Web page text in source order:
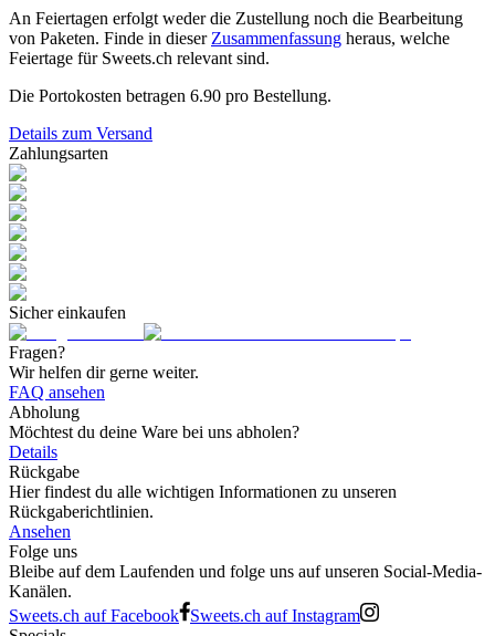
An Feiertagen erfolgt weder die Zustellung noch die Bearbeitung
von Paketen. Finde in dieser Zusammenfassung heraus, welche
Feiertage für Sweets.ch relevant sind.
Die Portokosten betragen 6.90 pro Bestellung.
Details zum Versand
Zahlungsarten
Sicher einkaufen
Fragen?
Wir helfen dir gerne weiter.
FAQ ansehen
Abholung
Möchtest du deine Ware bei uns abholen?
Details
Rückgabe
Hier findest du alle wichtigen Informationen zu unseren
Rückgaberichtlinien.
Ansehen
Folge uns
Bleibe auf dem Laufenden und folge uns auf unseren Social-Media-
Kanälen.
Sweets.ch auf Facebook
Sweets.ch auf Instagram